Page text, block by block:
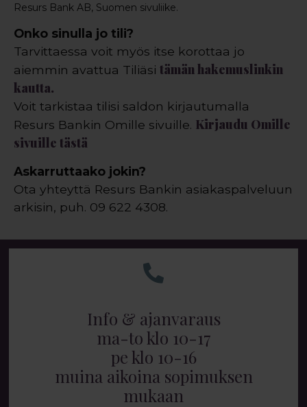
Resurs Bank AB, Suomen sivuliike.
Onko sinulla jo tili?
Tarvittaessa voit myös itse korottaa jo
aiemmin avattua Tiliäsi tämän hakemuslinkin
kautta.
Voit tarkistaa tilisi saldon kirjautumalla
Resurs Bankin Omille sivuille. Kirjaudu Omille
sivuille tästä
Askarruttaako jokin?
Ota yhteyttä Resurs Bankin asiakaspalveluun
arkisin, puh. 09 622 4308.
Info & ajanvaraus
ma-to klo 10-17
pe klo 10-16
muina aikoina sopimuksen
mukaan